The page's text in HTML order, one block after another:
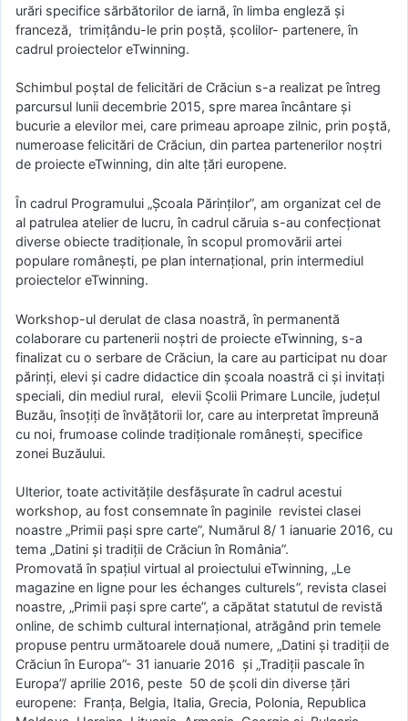
urări specifice sărbătorilor de iarnă, în limba engleză și
franceză, trimițându-le prin poștă, școlilor- partenere, în
cadrul proiectelor eTwinning.
Schimbul poștal de felicitări de Crăciun s-a realizat pe întreg
parcursul lunii decembrie 2015, spre marea încântare și
bucurie a elevilor mei, care primeau aproape zilnic, prin poștă,
numeroase felicitări de Crăciun, din partea partenerilor noștri
de proiecte eTwinning, din alte țări europene.
În cadrul Programului „Școala Părinților”, am organizat cel de
al patrulea atelier de lucru, în cadrul căruia s-au confecționat
diverse obiecte tradiționale, în scopul promovării artei
populare românești, pe plan internațional, prin intermediul
proiectelor eTwinning.
Workshop-ul derulat de clasa noastră, în permanentă
colaborare cu partenerii noștri de proiecte eTwinning, s-a
finalizat cu o serbare de Crăciun, la care au participat nu doar
părinți, elevi și cadre didactice din școala noastră ci și invitați
speciali, din mediul rural, elevii Școlii Primare Luncile, județul
Buzău, însoțiți de învățătorii lor, care au interpretat împreună
cu noi, frumoase colinde tradiționale românești, specifice
zonei Buzăului.
Ulterior, toate activitățile desfășurate în cadrul acestui
workshop, au fost consemnate în paginile revistei clasei
noastre „Primii pași spre carte”, Numărul 8/ 1 ianuarie 2016, cu
tema „Datini și tradiții de Crăciun în România”.
Promovată în spațiul virtual al proiectului eTwinning, „Le
magazine en ligne pour les échanges culturels”, revista clasei
noastre, „Primii pași spre carte”, a căpătat statutul de revistă
online, de schimb cultural internațional, atrăgând prin temele
propuse pentru următoarele două numere, „Datini și tradiții de
Crăciun în Europa”- 31 ianuarie 2016 și „Tradiții pascale în
Europa”/ aprilie 2016, peste 50 de școli din diverse țări
europene: Franța, Belgia, Italia, Grecia, Polonia, Republica